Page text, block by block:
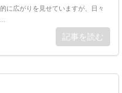
に広がりを見せていますが、日々
記事を読む